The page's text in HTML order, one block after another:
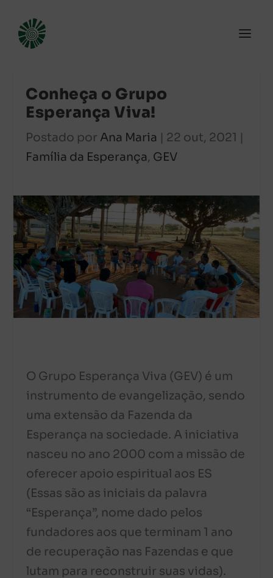
Conheça o Grupo
Esperança Viva!
Postado por Ana Maria | 22 out, 2021 |
Família da Esperança, GEV
O Grupo Esperança Viva (GEV) é um
instrumento de evangelização, sendo
uma extensão da Fazenda da
Esperança na sociedade. A iniciativa
nasceu no ano 2000 com a missão de
oferecer apoio espiritual aos ES
(Essas são as iniciais da palavra
“Esperança”, nome dado pelos
fundadores aos que terminam 1 ano
de recuperação nas Fazendas e que
lutam para reconstruir suas vidas).